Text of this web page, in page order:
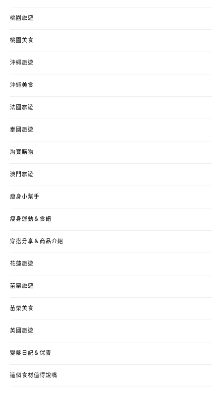
桃園旅遊
桃園美食
沖繩旅遊
沖繩美食
法國旅遊
泰國旅遊
淘寶購物
澳門旅遊
瘦身小幫手
瘦身運動＆食譜
穿搭分享＆商品介紹
花蓮旅遊
苗栗旅遊
苗栗美食
英國旅遊
變髮日記＆保養
這個食材值得說嘴